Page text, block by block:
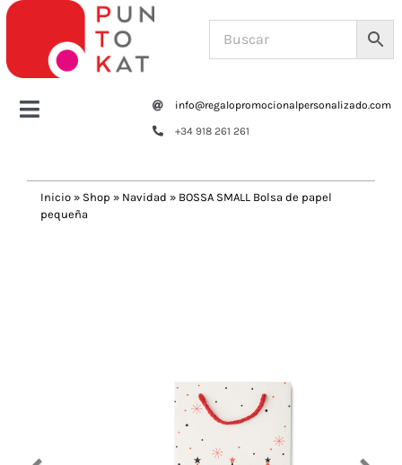
Saltar
contenido
Toggle
Tazas y botellas
Navidad 🎄 Invierno
info@regalopromocionalpersonalizado.com
+34 918 261 261
Inicio » Shop » Navidad » BOSSA SMALL Bolsa de papel
pequeña